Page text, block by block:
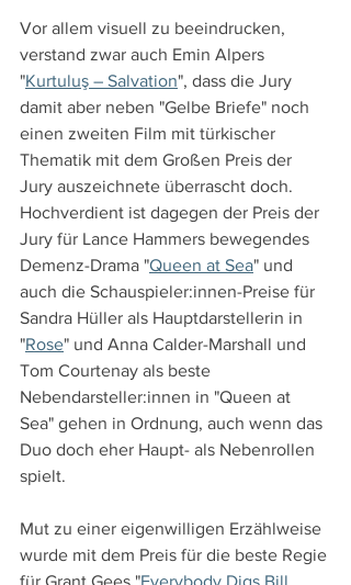
Vor allem visuell zu beeindrucken,
verstand zwar auch Emin Alpers
"Kurtuluş – Salvation", dass die Jury
damit aber neben "Gelbe Briefe" noch
einen zweiten Film mit türkischer
Thematik mit dem Großen Preis der
Jury auszeichnete überrascht doch.
Hochverdient ist dagegen der Preis der
Jury für Lance Hammers bewegendes
Demenz-Drama "Queen at Sea" und
auch die Schauspieler:innen-Preise für
Sandra Hüller als Hauptdarstellerin in
"Rose" und Anna Calder-Marshall und
Tom Courtenay als beste
Nebendarsteller:innen in "Queen at
Sea" gehen in Ordnung, auch wenn das
Duo doch eher Haupt- als Nebenrollen
spielt.
Mut zu einer eigenwilligen Erzählweise
wurde mit dem Preis für die beste Regie
für Grant Gees "Everybody Digs Bill